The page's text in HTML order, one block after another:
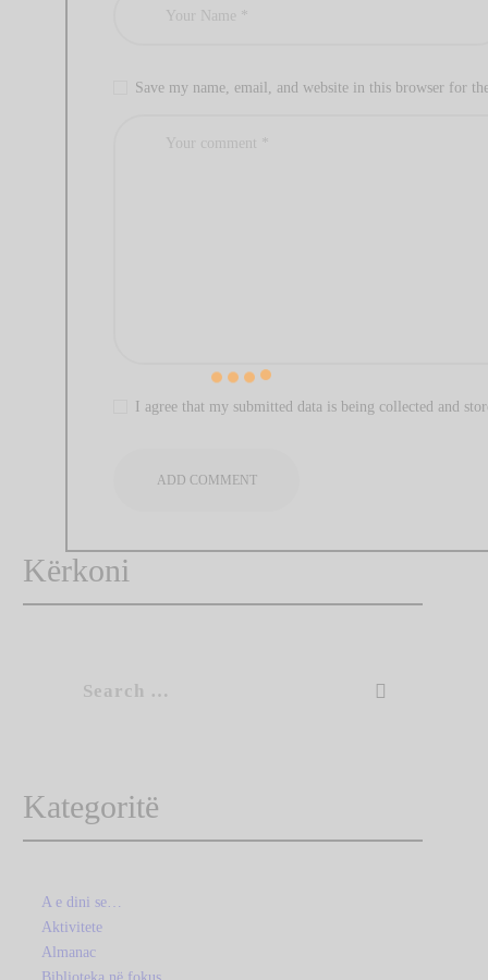
Save my name, email, and website in this browser for
I agree that my submitted data is being collected and
Kërkoni
Kategoritë
A e dini se…
Aktivitete
Almanac